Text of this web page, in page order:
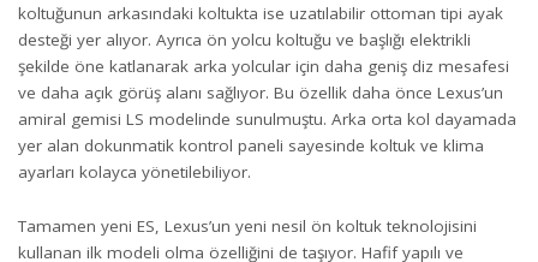
koltuğunun arkasındaki koltukta ise uzatılabilir ottoman tipi ayak
desteği yer alıyor. Ayrıca ön yolcu koltuğu ve başlığı elektrikli
şekilde öne katlanarak arka yolcular için daha geniş diz mesafesi
ve daha açık görüş alanı sağlıyor. Bu özellik daha önce Lexus’un
amiral gemisi LS modelinde sunulmuştu. Arka orta kol dayamada
yer alan dokunmatik kontrol paneli sayesinde koltuk ve klima
ayarları kolayca yönetilebiliyor.
Tamamen yeni ES, Lexus’un yeni nesil ön koltuk teknolojisini
kullanan ilk modeli olma özelliğini de taşıyor. Hafif yapılı ve